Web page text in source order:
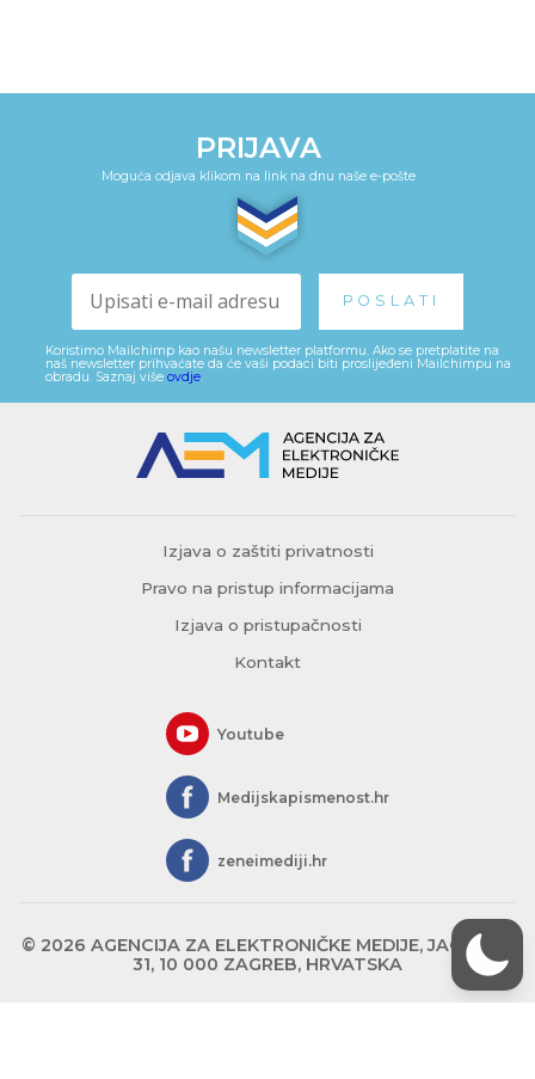
PRIJAVA
Moguća odjava klikom na link na dnu naše e-pošte
Koristimo Mailchimp kao našu newsletter platformu. Ako se pretplatite na
naš newsletter prihvaćate da će vaši podaci biti proslijeđeni Mailchimpu na
obradu. Saznaj više ovdje
Izjava o zaštiti privatnosti
Pravo na pristup informacijama
Izjava o pristupačnosti
Kontakt
Youtube
Medijskapismenost.hr
zeneimediji.hr
© 2026 AGENCIJA ZA ELEKTRONIČKE MEDIJE, JAGIĆEVA
31, 10 000 ZAGREB, HRVATSKA